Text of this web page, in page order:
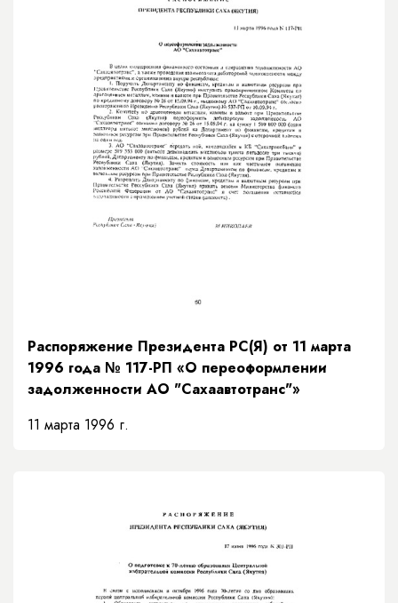
Распоряжение Президента РС(Я) от 11 марта
1996 года № 117-РП «О переоформлении
задолженности АО "Сахаавтотранс"»
11 марта 1996 г.